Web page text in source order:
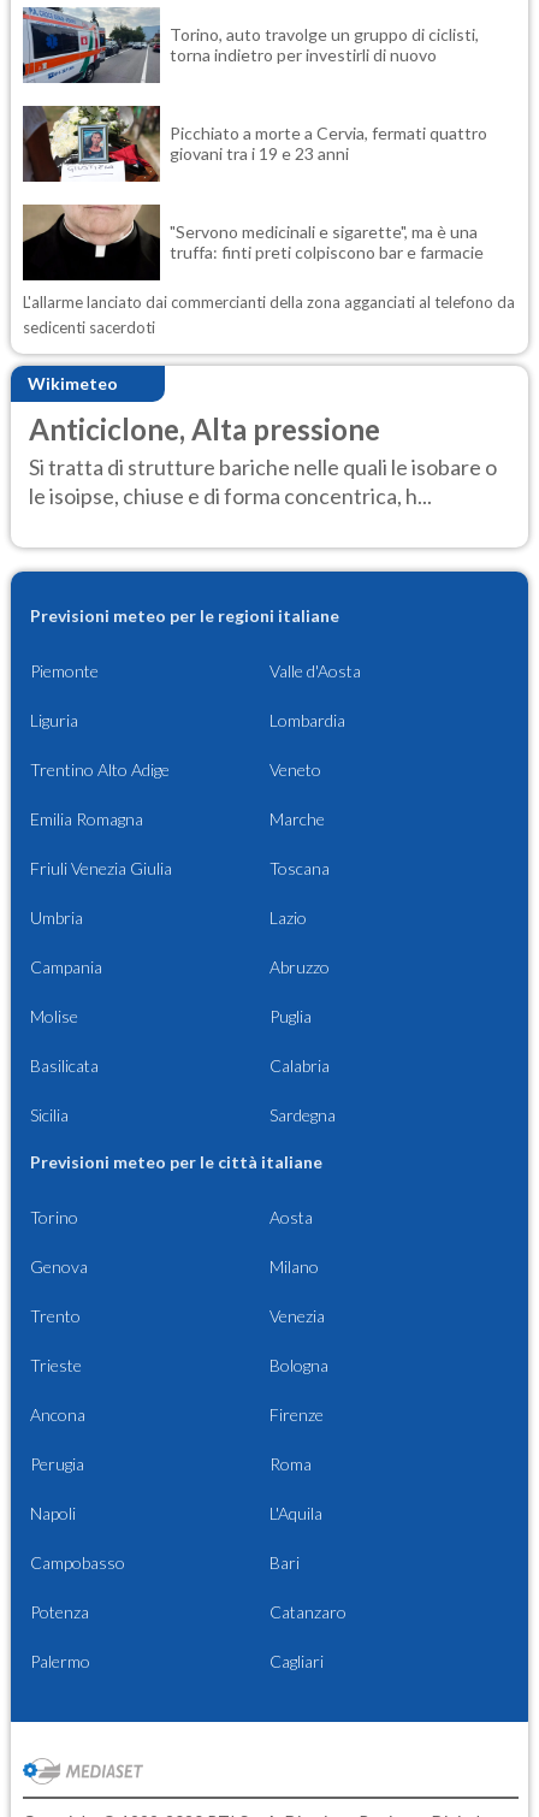
Torino, auto travolge un gruppo di ciclisti,
torna indietro per investirli di nuovo
Picchiato a morte a Cervia, fermati quattro
giovani tra i 19 e 23 anni
"Servono medicinali e sigarette", ma è una
truffa: finti preti colpiscono bar e farmacie
L'allarme lanciato dai commercianti della zona agganciati al telefono da
sedicenti sacerdoti
Wikimeteo
Anticiclone, Alta pressione
Si tratta di strutture bariche nelle quali le isobare o
le isoipse, chiuse e di forma concentrica, h...
Previsioni meteo per le regioni italiane
Piemonte Valle d'Aosta
Liguria Lombardia
Trentino Alto Adige Veneto
Emilia Romagna Marche
Friuli Venezia Giulia Toscana
Umbria Lazio
Campania Abruzzo
Molise Puglia
Basilicata Calabria
Sicilia Sardegna
Previsioni meteo per le città italiane
Torino Aosta
Genova Milano
Trento Venezia
Trieste Bologna
Ancona Firenze
Perugia Roma
Napoli L'Aquila
Campobasso Bari
Potenza Catanzaro
Palermo Cagliari